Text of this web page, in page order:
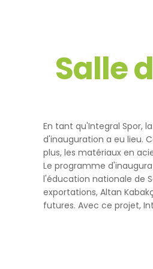
Salle
En tant qu'Integral Spor,
d'inauguration a eu lieu.
plus, les matériaux en
Le programme
l'éducation nationale de
exportations, Altan
futures. Avec ce projet,